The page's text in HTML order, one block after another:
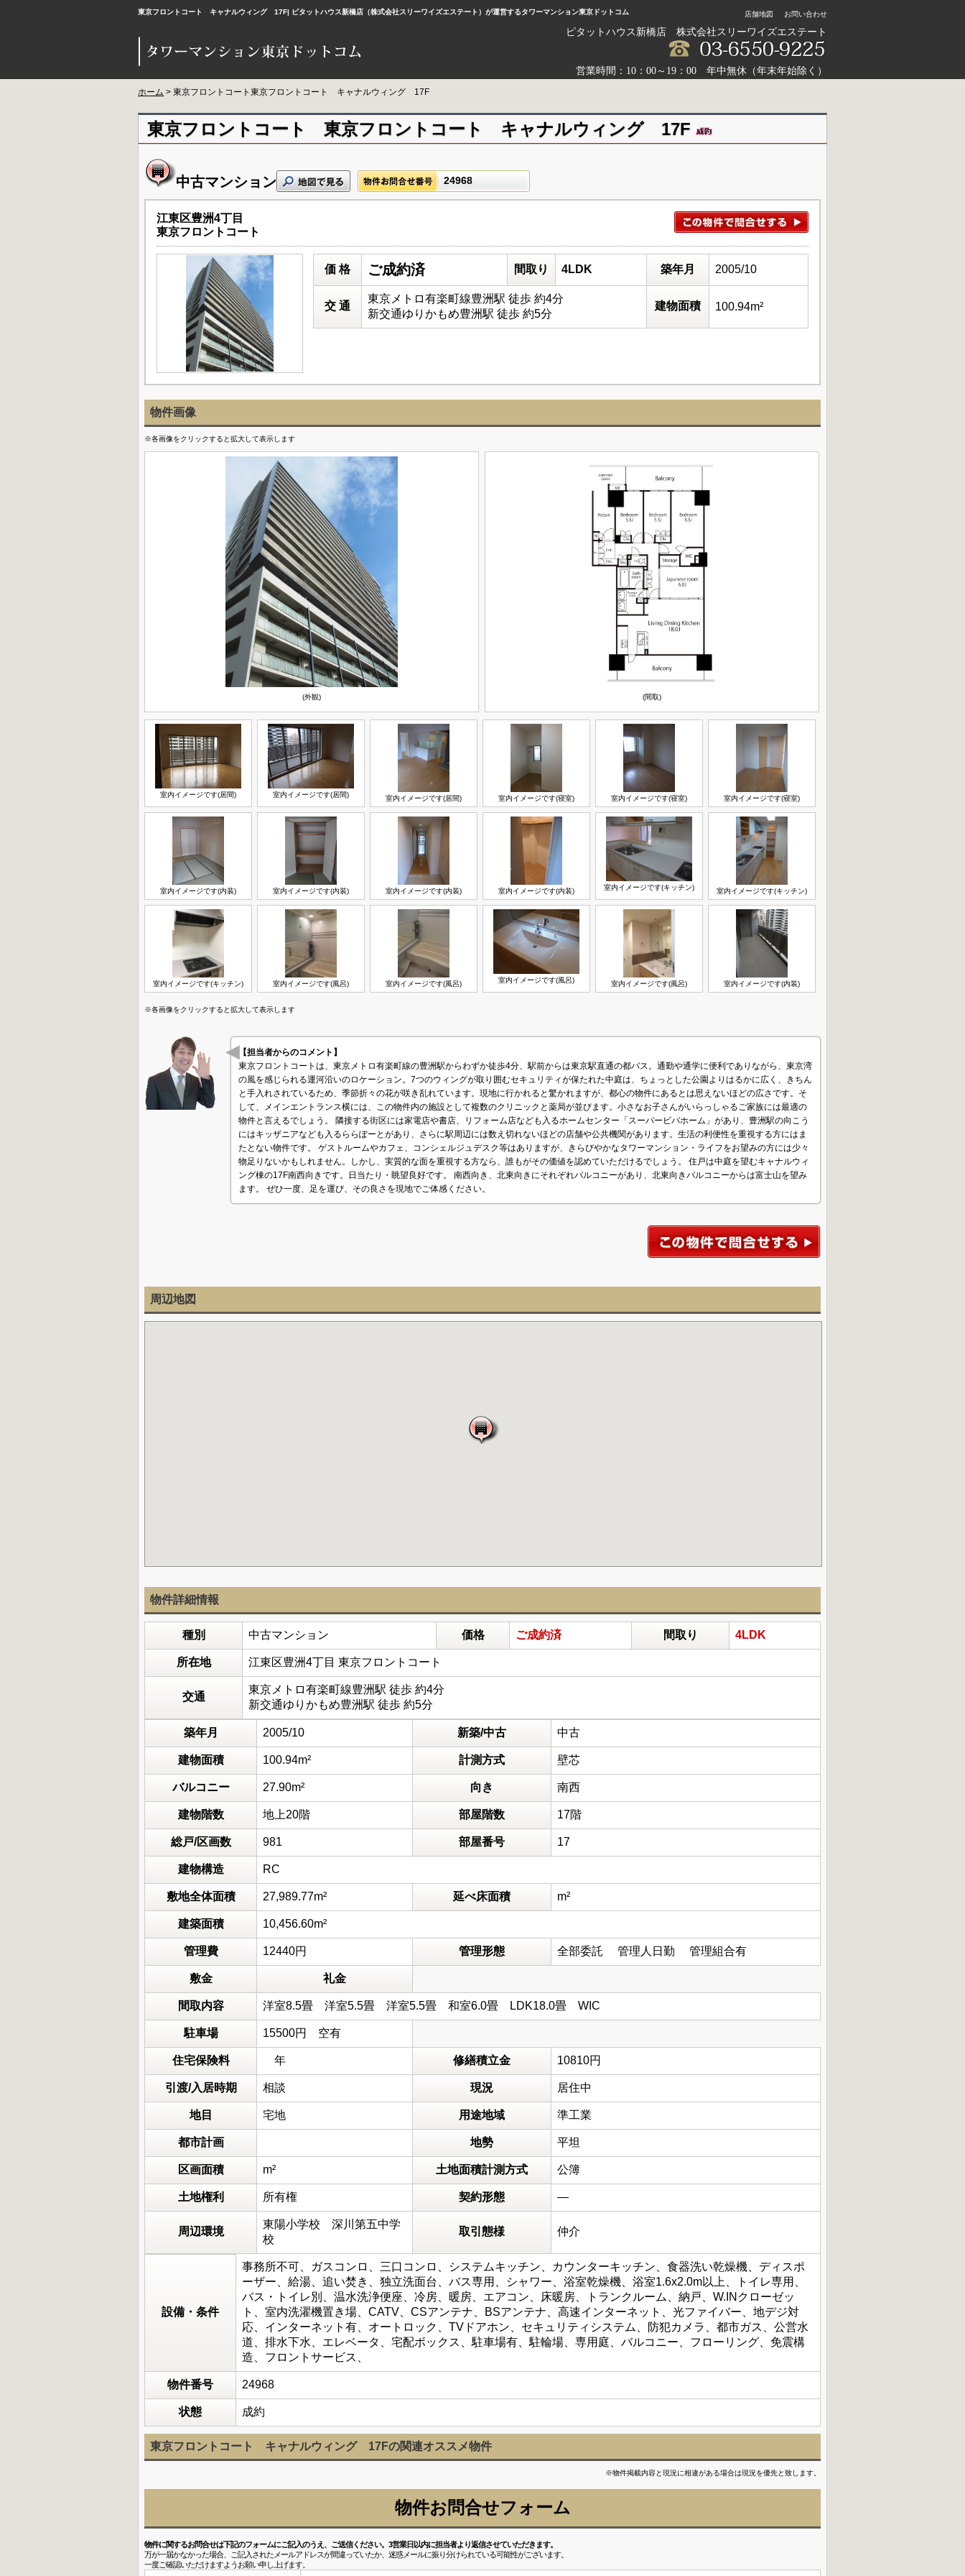
東京フロントコート キャナルウィング 17F| ピタットハウス新橋店（株式会社スリーワイズエステート）が運営するタワーマンション東京ドットコム 店舗地図 お問い合わせ
ピタットハウス新橋店 株式会社スリーワイズエステート
営業時間：10：00～19：00 年中無休（年末年始除く）
ホーム > 東京フロントコート東京フロントコート キャナルウィング 17F
東京フロントコート 東京フロントコート キャナルウィング 17F
中古マンション 24968
江東区豊洲4丁目
東京フロントコート
価 格 ご成約済 間取り 4LDK 築年月 2005/10
交 通
東京メトロ有楽町線豊洲駅 徒歩 約4分
新交通ゆりかもめ豊洲駅 徒歩 約5分
建物面積 100.94m²
物件画像
※各画像をクリックすると拡大して表示します
(外観) (間取)
室内イメージです(居間) 室内イメージです(居間) 室内イメージです(居間) 室内イメージです(寝室) 室内イメージです(寝室) 室内イメージです(寝室)
室内イメージです(内装) 室内イメージです(内装) 室内イメージです(内装) 室内イメージです(内装) 室内イメージです(キッチン) 室内イメージです(キッチン)
室内イメージです(キッチン) 室内イメージです(風呂) 室内イメージです(風呂) 室内イメージです(風呂) 室内イメージです(風呂) 室内イメージです(内装)
※各画像をクリックすると拡大して表示します
【担当者からのコメント】
東京フロントコートは、東京メトロ有楽町線の豊洲駅からわずか徒歩4分、駅前からは東京駅直通の都バス。通勤や通学に便利でありながら、東京湾
の風を感じられる運河沿いのロケーション。7つのウィングが取り囲むセキュリティが保たれた中庭は、ちょっとした公園よりはるかに広く、きちん
と手入れされているため、季節折々の花が咲き乱れています。現地に行かれると驚かれますが、都心の物件にあるとは思えないほどの広さです。そ
して、メインエントランス横には、この物件内の施設として複数のクリニックと薬局が並びます。小さなお子さんがいらっしゃるご家族には最適の
物件と言えるでしょう。 隣接する街区には家電店や書店、リフォーム店なども入るホームセンター「スーパービバホーム」があり、豊洲駅の向こう
にはキッザニアなども入るららぽーとがあり、さらに駅周辺には数え切れないほどの店舗や公共機関があります。生活の利便性を重視する方にはま
たとない物件です。 ゲストルームやカフェ、コンシェルジュデスク等はありますが、きらびやかなタワーマンション・ライフをお望みの方には少々
物足りないかもしれません。しかし、実質的な面を重視する方なら、誰もがその価値を認めていただけるでしょう。 住戸は中庭を望むキャナルウィ
ング棟の17F南西向きです。日当たり・眺望良好です。 南西向き、北東向きにそれぞれバルコニーがあり、北東向きバルコニーからは富士山を望み
ます。 ぜひ一度、足を運び、その良さを現地でご体感ください。
周辺地図
物件詳細情報
種別 中古マンション 価格 ご成約済 間取り 4LDK
所在地 江東区豊洲4丁目 東京フロントコート
交通
東京メトロ有楽町線豊洲駅 徒歩 約4分
新交通ゆりかもめ豊洲駅 徒歩 約5分
築年月 2005/10 新築/中古 中古
建物面積 100.94m² 計測方式 壁芯
バルコニー 27.90m² 向き 南西
建物階数 地上20階 部屋階数 17階
総戸/区画数 981 部屋番号 17
建物構造 RC
敷地全体面積 27,989.77m² 延べ床面積 m²
建築面積 10,456.60m²
管理費 12440円 管理形態 全部委託 管理人日勤 管理組合有
敷金 礼金
間取内容 洋室8.5畳 洋室5.5畳 洋室5.5畳 和室6.0畳 LDK18.0畳 WIC
駐車場 15500円 空有
住宅保険料 年 修繕積立金 10810円
引渡/入居時期 相談 現況 居住中
地目 宅地 用途地域 準工業
都市計画 地勢 平坦
区画面積 m² 土地面積計測方式 公簿
土地権利 所有権 契約形態 ―
周辺環境
東陽小学校 深川第五中学
校
取引態様 仲介
設備・条件
事務所不可、ガスコンロ、三口コンロ、システムキッチン、カウンターキッチン、食器洗い乾燥機、ディスポ
ーザー、給湯、追い焚き、独立洗面台、バス専用、シャワー、浴室乾燥機、浴室1.6x2.0m以上、トイレ専用、
バス・トイレ別、温水洗浄便座、冷房、暖房、エアコン、床暖房、トランクルーム、納戸、W.INクローゼッ
ト、室内洗濯機置き場、CATV、CSアンテナ、BSアンテナ、高速インターネット、光ファイバー、地デジ対
応、インターネット有、オートロック、TVドアホン、セキュリティシステム、防犯カメラ、都市ガス、公営水
道、排水下水、エレベータ、宅配ボックス、駐車場有、駐輪場、専用庭、バルコニー、フローリング、免震構
造、フロントサービス、
物件番号 24968
状態 成約
東京フロントコート キャナルウィング 17Fの関連オススメ物件
※物件掲載内容と現況に相違がある場合は現況を優先と致します。
物件お問合せフォーム
物件に関するお問合せは下記のフォームにご記入のうえ、ご送信ください。3営業日以内に担当者より返信させていただきます。
万が一届かなかった場合、ご記入されたメールアドレスが間違っていたか、迷惑メールに振り分けられている可能性がございます。
一度ご確認いただけますようお願い申し上げます。